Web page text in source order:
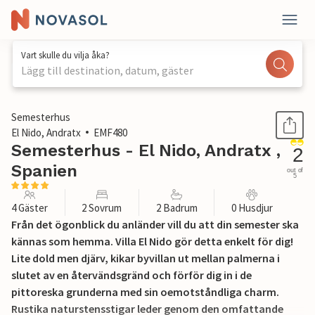
Vart skulle du vilja åka?
Lägg till destination, datum, gäster
1 / 35
Semesterhus
El Nido, Andratx
EMF480
Semesterhus - El Nido, Andratx ,
Spanien
2
out of
5
4 Gäster 2 Sovrum 2 Badrum 0 Husdjur
Från det ögonblick du anländer vill du att din semester ska
kännas som hemma. Villa El Nido gör detta enkelt för dig!
Lite dold men djärv, kikar byvillan ut mellan palmerna i
slutet av en återvändsgränd och förför dig in i de
pittoreska grunderna med sin oemotståndliga charm.
Rustika naturstensstigar leder genom den omfattande